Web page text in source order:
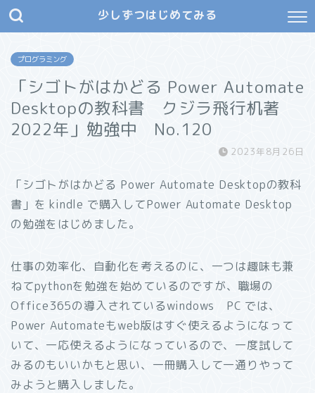
少しずつはじめてみる
プログラミング
「シゴトがはかどる Power Automate
Desktopの教科書 クジラ飛行机著
2022年」勉強中 No.120
2023年8月26日
「シゴトがはかどる Power Automate Desktopの教科
書」を kindle で購入してPower Automate Desktop
の勉強をはじめました。
仕事の効率化、自動化を考えるのに、一つは趣味も兼
ねてpythonを勉強を始めているのですが、職場の
Office365の導入されているwindows PC では、
Power Automateもweb版はすぐ使えるようになって
いて、一応使えるようになっているので、一度試して
みるのもいいかもと思い、一冊購入して一通りやって
みようと購入しました。